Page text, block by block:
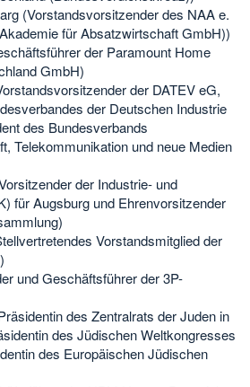
(Vorstandsvorsitzender des NAA e.
für Absatzwirtschaft GmbH))
der Paramount Home
GmbH)
der DATEV eG,
der Deutschen Industrie
des Bundesverbands
Telekommunikation und neue Medien
der Industrie- und
für Augsburg und Ehrenvorsitzender
Vorstandsmitglied der
und Geschäftsführer der 3P-
des Zentralrats der Juden in
des Jüdischen Weltkongresses
des Europäischen Jüdischen